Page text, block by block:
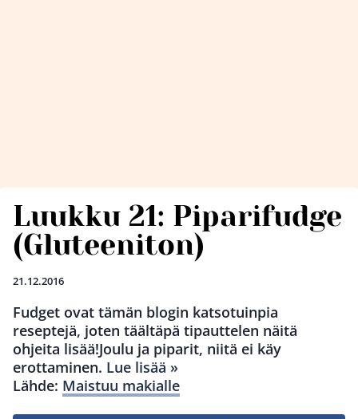
Luukku 21: Piparifudge
(Gluteeniton)
21.12.2016
Fudget ovat tämän blogin katsotuinpia
reseptejä, joten täältäpä tipauttelen näitä
ohjeita lisää!Joulu ja piparit, niitä ei käy
erottaminen. Lue lisää »
Lähde: Maistuu makialle